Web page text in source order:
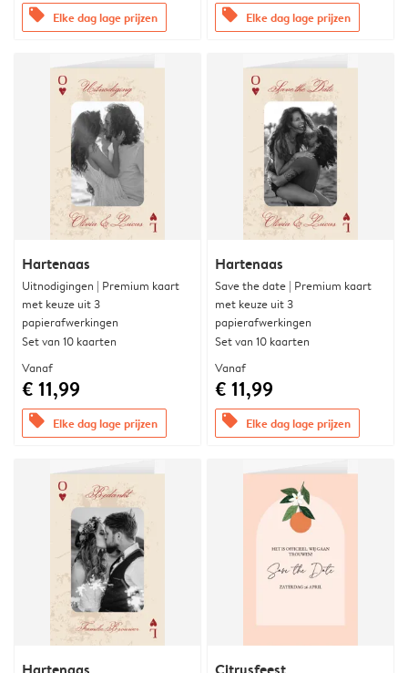
offers Elke dag lage prijzen offers Elke dag lage prijzen
Hartenaas
Uitnodigingen | Premium kaart
met keuze uit 3
papierafwerkingen
Set van 10 kaarten
Vanaf
€ 11,99
offers Elke dag lage prijzen
Hartenaas
Save the date | Premium kaart
met keuze uit 3
papierafwerkingen
Set van 10 kaarten
Vanaf
€ 11,99
offers Elke dag lage prijzen